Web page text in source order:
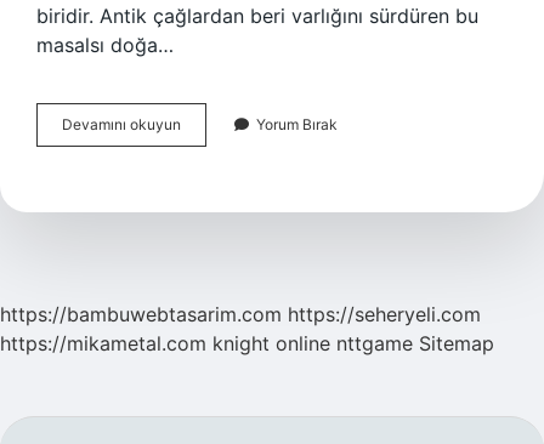
biridir. Antik çağlardan beri varlığını sürdüren bu
masalsı doğa…
Devamını okuyun Pamukkale
Neyi
Yorum Bırak
https://bambuwebtasarim.com https://seheryeli.com
https://mikametal.com knight online nttgame Sitemap